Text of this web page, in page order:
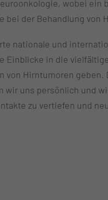
wobei ein
bei der Behandlung von
nationale und
Einblicke in die
Hirntumoren geben.
uns persönlich und
zu vertiefen und